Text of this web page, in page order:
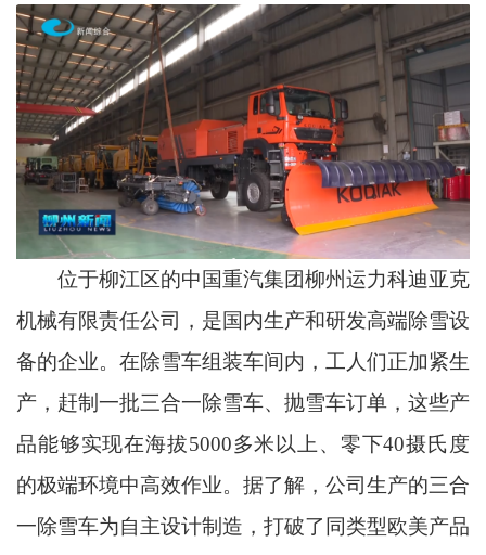
位于柳江区的中国重汽集团柳州运力科迪亚克
机械有限责任公司，是国内生产和研发高端除雪设
备的企业。在除雪车组装车间内，工人们正加紧生
产，赶制一批三合一除雪车、抛雪车订单，这些产
品能够实现在海拔5000多米以上、零下40摄氏度
的极端环境中高效作业。据了解，公司生产的三合
一除雪车为自主设计制造，打破了同类型欧美产品